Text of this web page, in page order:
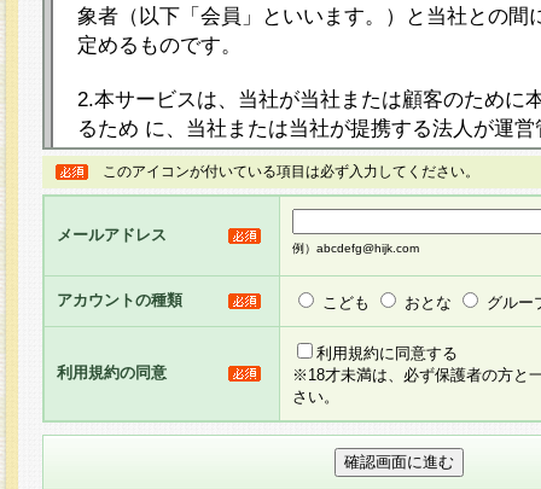
象者（以下「会員」といいます。）と当社との間
定めるものです。
2.本サービスは、当社が当社または顧客のために
るため に、当社または当社が提携する法人が運
ト（以下「本サイト」といいます。）上に本サー
ージを設け、会員がアンケー ト調査に回答する
し、その結果を当社が集計・分析その他の利用を
るものです。なお、本サービスは、それぞれの目
員に対して本サービスの依頼を行うこともあり、
た全ての会員に対して本サービスの依頼をすると
りま す。
3.当社は、会員の事前の承諾を得ることなく、当
方 法・手段にて、本規約を任意に制定、変更ま
きるものとします。改定後の本規約等は、本規約
に掲示したときに、その 他の諸規定については
このアイコンが付いている項目は必ず入力してください。
メールアドレス
例）abcdefg@hijk.com
アカウントの種類 こども おとな グルー
利用規約の同意
利用規約に同意する
※18才未満は、必ず保護者の方と
さい。